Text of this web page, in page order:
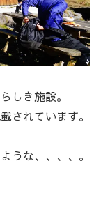
しき施設。
されています。
うな、、、、。